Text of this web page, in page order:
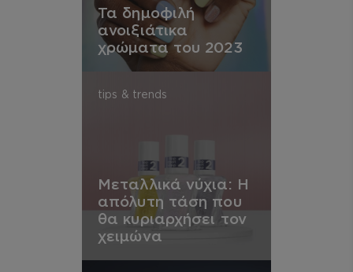
Τα δημοφιλή
ανοιξιάτικα
χρώματα του 2023
tips & trends
Μεταλλικά νύχια: Η
απόλυτη τάση που
θα κυριαρχήσει τον
χειμώνα